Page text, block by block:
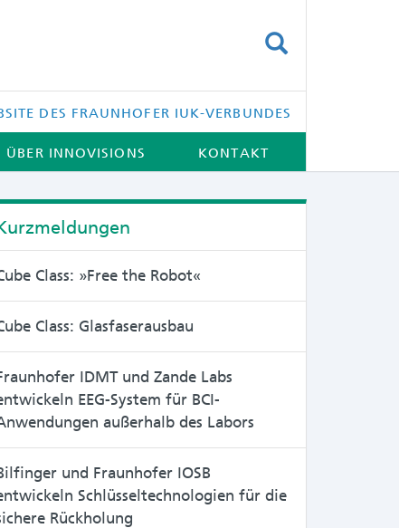
DES FRAUNHOFER IUK-VERBUNDES
ÜBER INNOVISIONS KONTAKT
Class: »Free the Robot«
Class: Glasfaserausbau
IDMT und Zande Labs
EEG-System für BCI-
außerhalb des Labors
und Fraunhofer IOSB
Schlüsseltechnologien für die
Rückholung